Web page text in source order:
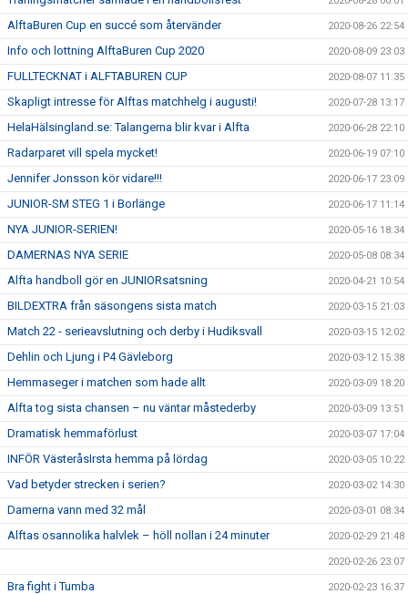
AlftaBuren Cup en succé som återvänder 2020-08-26 22:54
Info och lottning AlftaBuren Cup 2020 2020-08-09 23:03
FULLTECKNAT i ALFTABUREN CUP 2020-08-07 11:35
Skapligt intresse för Alftas matchhelg i augusti! 2020-07-28 13:17
HelaHälsingland.se: Talangerna blir kvar i Alfta 2020-06-28 22:10
Radarparet vill spela mycket! 2020-06-19 07:10
Jennifer Jonsson kör vidare!!! 2020-06-17 23:09
JUNIOR-SM STEG 1 i Borlänge 2020-06-17 11:14
NYA JUNIOR-SERIEN! 2020-05-16 18:34
DAMERNAS NYA SERIE 2020-05-08 08:34
Alfta handboll gör en JUNIORsatsning 2020-04-21 10:54
BILDEXTRA från säsongens sista match 2020-03-15 21:03
Match 22 - serieavslutning och derby i Hudiksvall 2020-03-15 12:02
Dehlin och Ljung i P4 Gävleborg 2020-03-12 15:38
Hemmaseger i matchen som hade allt 2020-03-09 18:20
Alfta tog sista chansen – nu väntar måstederby 2020-03-09 13:51
Dramatisk hemmaförlust 2020-03-07 17:04
INFÖR VästeråsIrsta hemma på lördag 2020-03-05 10:22
Vad betyder strecken i serien? 2020-03-02 14:30
Damerna vann med 32 mål 2020-03-01 08:34
Alftas osannolika halvlek – höll nollan i 24 minuter 2020-02-29 21:48
2020-02-26 23:07
Bra fight i Tumba 2020-02-23 16:37